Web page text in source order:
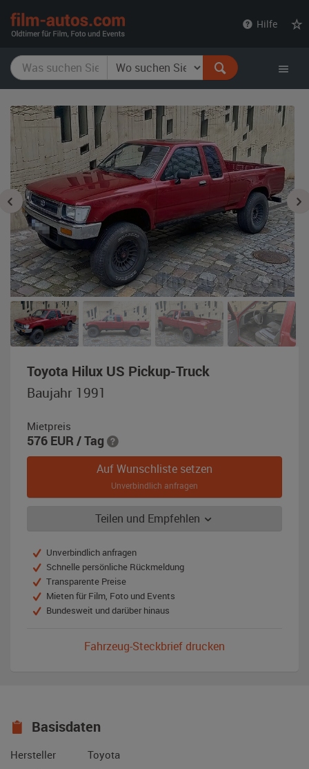
Hilfe
Toyota Hilux US Pickup-Truck
Baujahr 1991
Mietpreis
576 EUR / Tag
Auf Wunschliste setzen
Unverbindlich anfragen
Teilen und Empfehlen
Unverbindlich anfragen
Schnelle persönliche Rückmeldung
Transparente Preise
Mieten für Film, Foto und Events
Bundesweit und darüber hinaus
Fahrzeug-Steckbrief drucken
Basisdaten
Hersteller
Toyota